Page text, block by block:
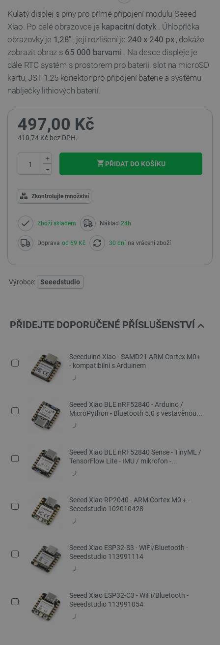
Kulatý displej s piny pro přímé připojení modulu Seeed
Xiao. Po celé obrazovce je kapacitní dotyk . Úhlopříčka
obrazovky je 1,28" , její rozlišení je 240 x 240 px, dokáže
zobrazit obraz s 65 000 barvami . Na desce displeje je
dále RTC systém s prostorem pro baterii, slot na microSD
kartu, JST 1.25 konektor pro připojení baterie a systému
nabíječky lithiových baterií.
497,00 Kč
410,74 Kč bez DPH.
+
−
PŘIDAT DO KOŠÍKU
Zkontrolujte množství
Zboží skladem Náklad 24h
Doprava od 69 Kč 30 dní na vrácení zboží
Výrobce: Seeedstudio
PŘIDEJTE DOPORUČENÉ PŘÍSLUŠENSTVÍ
Seeeduino Xiao - SAMD21 ARM Cortex M0+
- kompatibilní s Arduinem
Seeed Xiao BLE nRF52840 - Arduino /
MicroPython - Bluetooth 5.0 s vestavěnou...
Seeed Xiao BLE nRF52840 Sense - TinyML /
TensorFlow Lite - IMU / mikrofon -...
Seeed Xiao RP2040 - ARM Cortex M0 + -
Seeedstudio 102010428
Seeed Xiao ESP32-S3 - WiFi/Bluetooth -
Seeedstudio 113991114
Seeed Xiao ESP32-C3 - WiFi/Bluetooth -
Seeedstudio 113991054